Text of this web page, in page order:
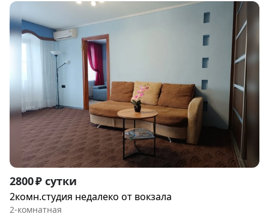
Item
1
of
2800 ₽ сутки
2комн.студия недалеко от вокзала
2-комнатная